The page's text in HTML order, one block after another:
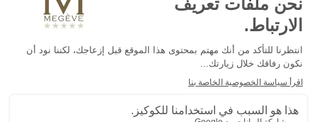
الأسئلة المتداولة
الكوكيز